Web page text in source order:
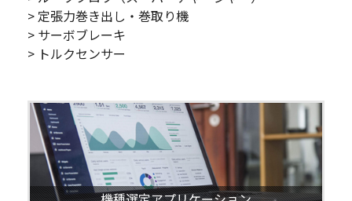
> 定張力巻き出し・巻取り機
> サーボブレーキ
> トルクセンサー